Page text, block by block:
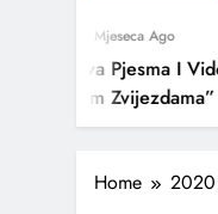
4 Mjeseca Ago
Nova Pjesma I Video
Ovim Zvijezdama”
Home 2020